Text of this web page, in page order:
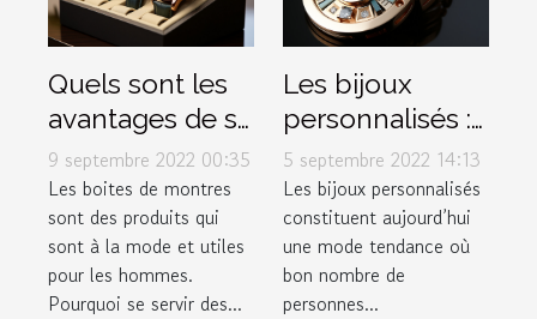
Quels sont les
avantages de se
procurer les
différentes
boites de
montres à la
mode ?
9 septembre 2022 00:35
Les boites de montres
sont des produits qui
sont à la mode et utiles
pour les hommes.
Pourquoi se servir des...
Les bijoux
personnalisés :
une mode en
expansion
5 septembre 2022 14:13
Les bijoux personnalisés
constituent aujourd’hui
une mode tendance où
bon nombre de
personnes...